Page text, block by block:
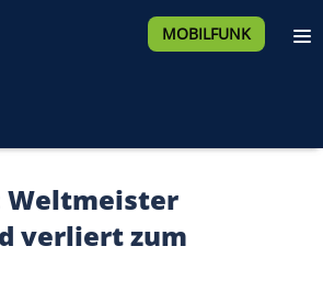
MOBILFUNK
Weltmeister
verliert zum